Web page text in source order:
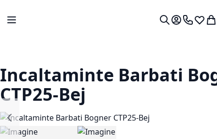
Comutare în navigare
Contul meu.
0724 766
Lista
Incaltaminte Barbati
CTP25-Bej